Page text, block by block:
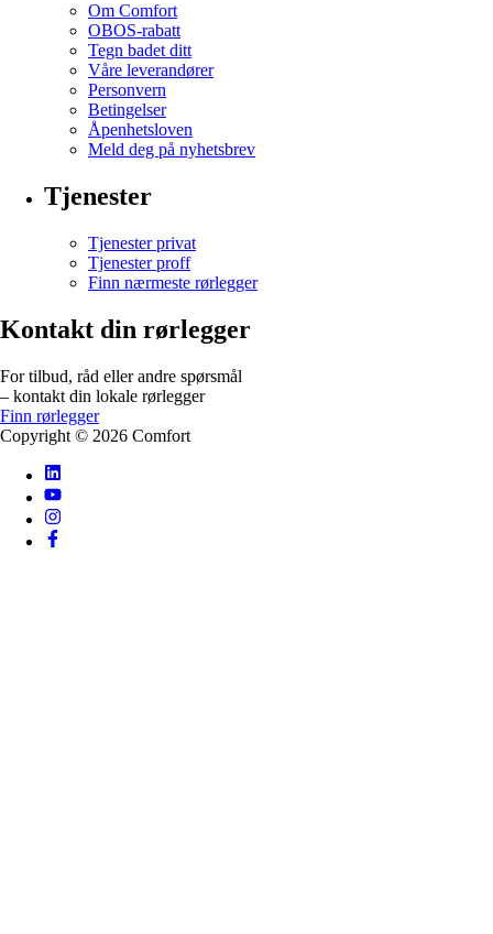
Om Comfort
OBOS-rabatt
Tegn badet ditt
Våre leverandører
Personvern
Betingelser
Åpenhetsloven
Meld deg på nyhetsbrev
Tjenester
Tjenester privat
Tjenester proff
Finn nærmeste rørlegger
Kontakt din rørlegger
For tilbud, råd eller andre spørsmål
– kontakt din lokale rørlegger
Finn rørlegger
Copyright © 2026 Comfort